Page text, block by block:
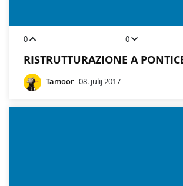
0 0
RISTRUTTURAZIONE A
Tamoor 08. julij 2017